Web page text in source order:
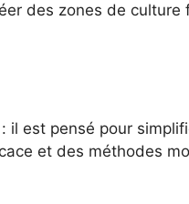
des zones de culture
il est pensé pour
et des méthodes